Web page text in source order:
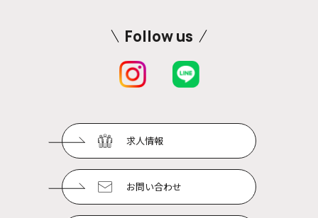
Follow us
求人情報
お問い合わせ